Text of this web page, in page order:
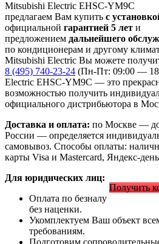
Mitsubishi Electric EHSC-YM9C
предлагаем Вам купить с
официальной гарантией 5 лет и
предложением дальнейшего
по кондиционерам и другому
Mitsubishi Electric Вы можете
8 (495) 740-23-24 (Пн-Пт: 09:00 —
Electric EHSC-YM9C — это
возможностью получить
официального дистрибьютора в
Доставка и оплата: по Москве —
России — определяется
самовывоз. Способы оплаты:
карты Visa и Mastercard, Яндекс-
Получить
Для юридических лиц:
Оплата по безналу
без наценки.
Укомплектуем Ваш объект
требованиям.